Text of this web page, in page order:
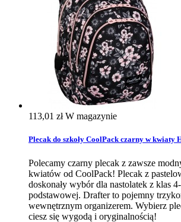
113,01 złW magazynie
Plecak do szkoły CoolPack czarny w kwiaty
Polecamy czarny plecak z zawsze
kwiatów od CoolPack! Plecak z
doskonały wybór dla nastolatek z klas
podstawowej. Drafter to pojemny
wewnętrznym organizerem. Wybierz
ciesz się wygodą i oryginalnością!